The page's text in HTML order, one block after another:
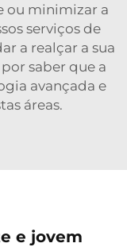
ou minimizar a
serviços de
a realçar a sua
saber que a
avançada e
áreas.
e jovem